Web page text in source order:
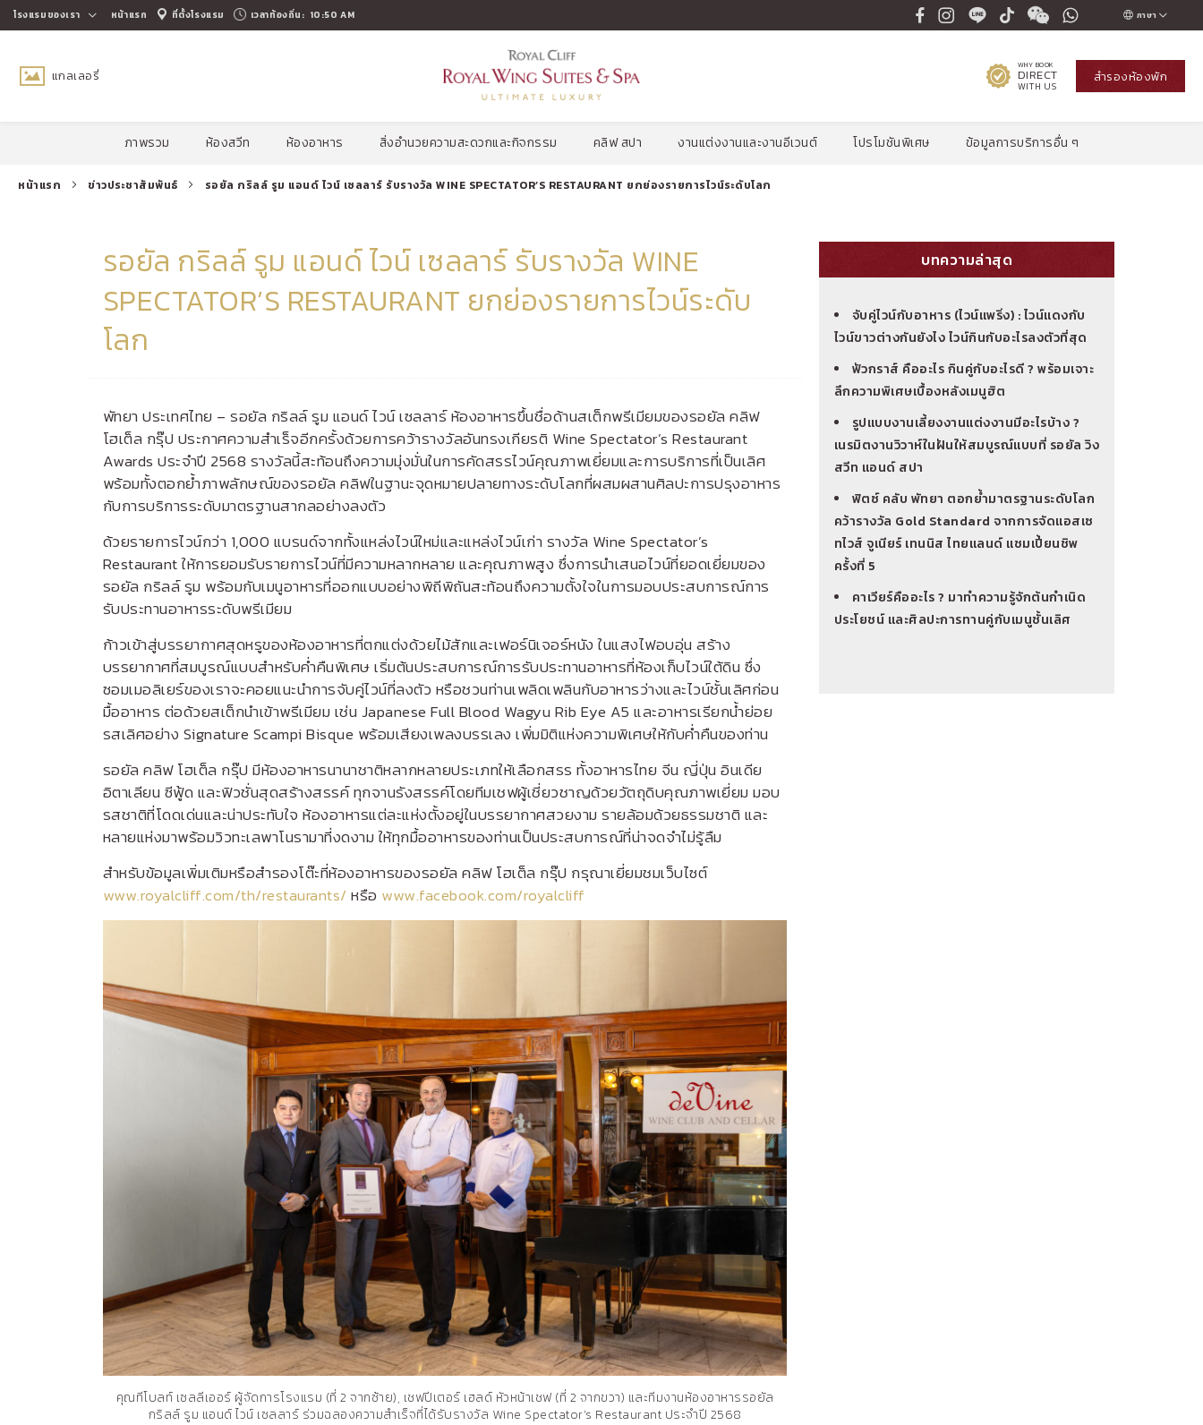
โรงแรมของเรา หน้าแรก ที่ตั้งโรงแรม เวลาท้องถิ่น: 10:50 AM ภาษา
ภาษาไทย
แกลเลอรี่
WHY BOOK
DIRECT
WITH US
สำรองห้องพัก
ภาพรวม ห้องสวีท ห้องอาหาร สิ่งอำนวยความสะดวกและกิจกรรม คลิฟ สปา งานแต่งงานและงานอีเวนต์ โปรโมชันพิเศษ ข้อมูลการบริการอื่น ๆ
หน้าแรก ข่าวประชาสัมพันธ์ รอยัล กริลล์ รูม แอนด์ ไวน์ เซลลาร์ รับรางวัล WINE SPECTATOR’S RESTAURANT ยกย่องรายการไวน์ระดับโลก
รอยัล กริลล์ รูม แอนด์ ไวน์ เซลลาร์ รับรางวัล WINE
SPECTATOR’S RESTAURANT ยกย่องรายการไวน์ระดับ
โลก
พัทยา ประเทศไทย – รอยัล กริลล์ รูม แอนด์ ไวน์ เซลลาร์ ห้องอาหารขึ้นชื่อด้านสเต็กพรีเมียมของรอยัล คลิฟ
โฮเต็ล กรุ๊ป ประกาศความสำเร็จอีกครั้งด้วยการคว้ารางวัลอันทรงเกียรติ Wine Spectator’s Restaurant
Awards ประจำปี 2568 รางวัลนี้สะท้อนถึงความมุ่งมั่นในการคัดสรรไวน์คุณภาพเยี่ยมและการบริการที่เป็นเลิศ
พร้อมทั้งตอกย้ำภาพลักษณ์ของรอยัล คลิฟในฐานะจุดหมายปลายทางระดับโลกที่ผสมผสานศิลปะการปรุงอาหาร
กับการบริการระดับมาตรฐานสากลอย่างลงตัว
ด้วยรายการไวน์กว่า 1,000 แบรนด์จากทั้งแหล่งไวน์ใหม่และแหล่งไวน์เก่า รางวัล Wine Spectator’s
Restaurant ให้การยอมรับรายการไวน์ที่มีความหลากหลาย และคุณภาพสูง ซึ่งการนำเสนอไวน์ที่ยอดเยี่ยมของ
รอยัล กริลล์ รูม พร้อมกับเมนูอาหารที่ออกแบบอย่างพิถีพิถันสะท้อนถึงความตั้งใจในการมอบประสบการณ์การ
รับประทานอาหารระดับพรีเมียม
ก้าวเข้าสู่บรรยากาศสุดหรูของห้องอาหารที่ตกแต่งด้วยไม้สักและเฟอร์นิเจอร์หนัง ในแสงไฟอบอุ่น สร้าง
บรรยากาศที่สมบูรณ์แบบสำหรับค่ำคืนพิเศษ เริ่มต้นประสบการณ์การรับประทานอาหารที่ห้องเก็บไวน์ใต้ดิน ซึ่ง
ซอมเมอลิเยร์ของเราจะคอยแนะนำการจับคู่ไวน์ที่ลงตัว หรือชวนท่านเพลิดเพลินกับอาหารว่างและไวน์ชั้นเลิศก่อน
มื้ออาหาร ต่อด้วยสเต็กนำเข้าพรีเมียม เช่น Japanese Full Blood Wagyu Rib Eye A5 และอาหารเรียกน้ำย่อย
รสเลิศอย่าง Signature Scampi Bisque พร้อมเสียงเพลงบรรเลง เพิ่มมิติแห่งความพิเศษให้กับค่ำคืนของท่าน
รอยัล คลิฟ โฮเต็ล กรุ๊ป มีห้องอาหารนานาชาติหลากหลายประเภทให้เลือกสรร ทั้งอาหารไทย จีน ญี่ปุ่น อินเดีย
อิตาเลียน ซีฟู้ด และฟิวชั่นสุดสร้างสรรค์ ทุกจานรังสรรค์โดยทีมเชฟผู้เชี่ยวชาญด้วยวัตถุดิบคุณภาพเยี่ยม มอบ
รสชาติที่โดดเด่นและน่าประทับใจ ห้องอาหารแต่ละแห่งตั้งอยู่ในบรรยากาศสวยงาม รายล้อมด้วยธรรมชาติ และ
หลายแห่งมาพร้อมวิวทะเลพาโนรามาที่งดงาม ให้ทุกมื้ออาหารของท่านเป็นประสบการณ์ที่น่าจดจำไม่รู้ลืม
สำหรับข้อมูลเพิ่มเติมหรือสำรองโต๊ะที่ห้องอาหารของรอยัล คลิฟ โฮเต็ล กรุ๊ป กรุณาเยี่ยมชมเว็บไซต์
www.royalcliff.com/th/restaurants/ หรือ www.facebook.com/royalcliff
คุณทีโบลท์ เซลลีเออร์ ผู้จัดการโรงแรม (ที่ 2 จากซ้าย), เชฟปีเตอร์ เฮลด์ หัวหน้าเชฟ (ที่ 2 จากขวา) และทีมงานห้องอาหารรอยัล
กริลล์ รูม แอนด์ ไวน์ เซลลาร์ ร่วมฉลองความสำเร็จที่ได้รับรางวัล Wine Spectator’s Restaurant ประจำปี 2568
บทความล่าสุด
จับคู่ไวน์กับอาหาร (ไวน์แพริ่ง) : ไวน์แดงกับ
ไวน์ขาวต่างกันยังไง ไวน์กินกับอะไรลงตัวที่สุด
ฟัวกราส์ คืออะไร กินคู่กับอะไรดี ? พร้อมเจาะ
ลึกความพิเศษเบื้องหลังเมนูฮิต
รูปแบบงานเลี้ยงงานแต่งงานมีอะไรบ้าง ?
เนรมิตงานวิวาห์ในฝันให้สมบูรณ์แบบที่ รอยัล วิง
สวีท แอนด์ สปา
ฟิตซ์ คลับ พัทยา ตอกย้ำมาตรฐานระดับโลก
คว้ารางวัล Gold Standard จากการจัดแอสเซ
ทไวส์ จูเนียร์ เทนนิส ไทยแลนด์ แชมเปี้ยนชิพ
ครั้งที่ 5
คาเวียร์คืออะไร ? มาทำความรู้จักต้นกำเนิด
ประโยชน์ และศิลปะการทานคู่กับเมนูชั้นเลิศ